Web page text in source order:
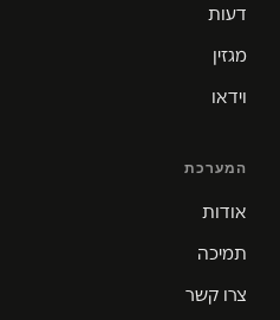
דעות
מגזין
וידאו
המערכת
אודות
תמיכה
צרו קשר